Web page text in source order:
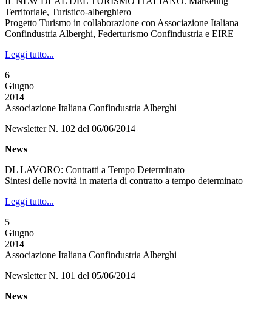
Territoriale, Turistico-alberghiero
Progetto Turismo in collaborazione con Associazione Italiana
Confindustria Alberghi, Federturismo Confindustria e EIRE
Leggi tutto...
6
Giugno
2014
Associazione Italiana Confindustria Alberghi
Newsletter N. 102 del 06/06/2014
News
DL LAVORO: Contratti a Tempo Determinato
Sintesi delle novità in materia di contratto a tempo determinato
Leggi tutto...
5
Giugno
2014
Associazione Italiana Confindustria Alberghi
Newsletter N. 101 del 05/06/2014
News